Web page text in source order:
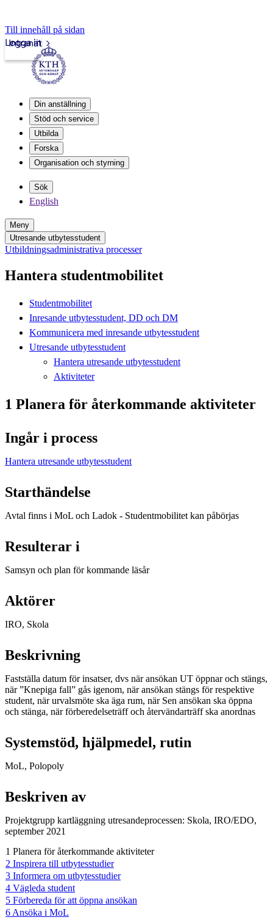
Till innehåll på sidan
Intranät
Logga in
Din anställning
Stöd och service
Utbilda
Forska
Organisation och styrning
Sök
English
Meny
Utresande utbytesstudent
Utbildningsadministrativa processer
Hantera studentmobilitet
Studentmobilitet
Inresande utbytesstudent, DD och DM
Kommunicera med inresande utbytesstudent
Utresande utbytesstudent
Hantera utresande utbytesstudent
Aktiviteter
1 Planera för återkommande aktiviteter
Ingår i process
Hantera utresande utbytesstudent
Starthändelse
Avtal finns i MoL och Ladok - Studentmobilitet kan påbörjas
Resulterar i
Samsyn och plan för kommande läsår
Aktörer
IRO, Skola
Beskrivning
Fastställa datum för insatser, dvs när ansökan UT öppnar och stängs,
när ”Knepiga fall” gås igenom, när ansökan stängs för respektive
student, när urvalsmöte ska äga rum, när Sen ansökan ska öppna
och stänga, när förberedelseträff och återvändarträff ska anordnas
Systemstöd, hjälpmedel, rutin
MoL, Polopoly
Beskriven av
Projektgrupp kartläggning utresandeprocessen: Skola, IRO/EDO,
september 2021
1 Planera för återkommande aktiviteter
2 Inspirera till utbytesstudier
3 Informera om utbytesstudier
4 Vägleda student
5 Förbereda för att öppna ansökan
6 Ansöka i MoL